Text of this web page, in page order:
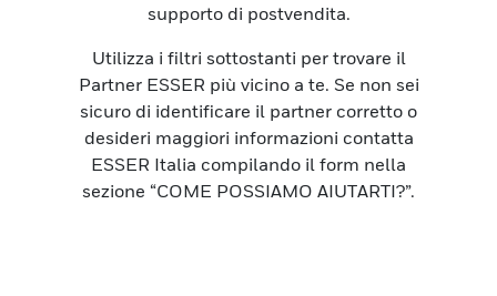
supporto di postvendita.
Utilizza i filtri sottostanti per trovare il
Partner ESSER più vicino a te. Se non sei
sicuro di identificare il partner corretto o
desideri maggiori informazioni contatta
ESSER Italia compilando il form nella
sezione “COME POSSIAMO AIUTARTI?”.